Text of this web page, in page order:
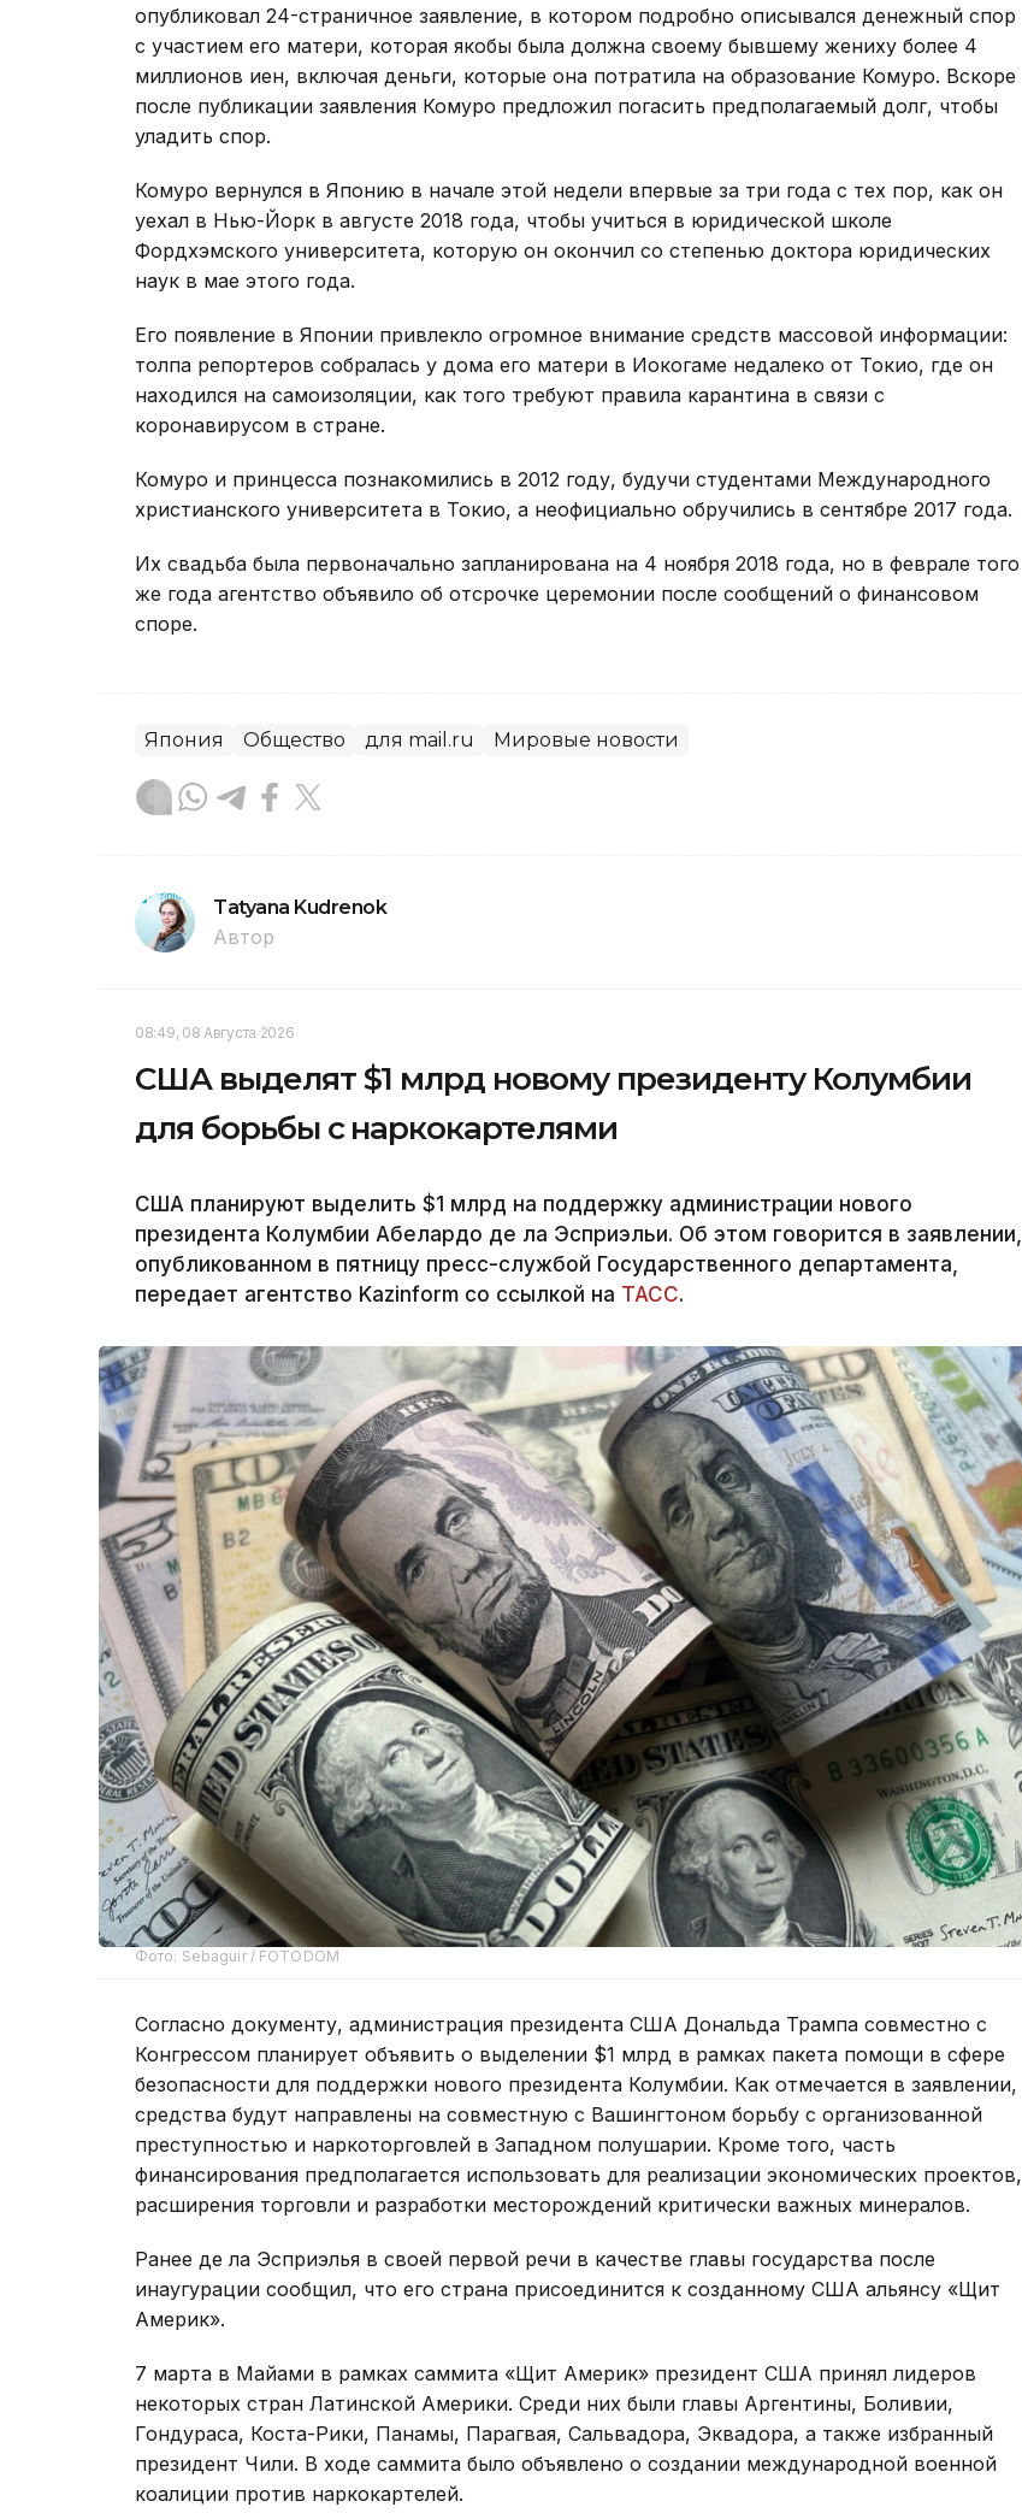
опубликовал 24-страничное заявление, в котором подробно описывался денежный спор
с участием его матери, которая якобы была должна своему бывшему жениху более 4
миллионов иен, включая деньги, которые она потратила на образование Комуро. Вскоре
после публикации заявления Комуро предложил погасить предполагаемый долг, чтобы
уладить спор.
Комуро вернулся в Японию в начале этой недели впервые за три года с тех пор, как он
уехал в Нью-Йорк в августе 2018 года, чтобы учиться в юридической школе
Фордхэмского университета, которую он окончил со степенью доктора юридических
наук в мае этого года.
Его появление в Японии привлекло огромное внимание средств массовой информации:
толпа репортеров собралась у дома его матери в Иокогаме недалеко от Токио, где он
находился на самоизоляции, как того требуют правила карантина в связи с
коронавирусом в стране.
Комуро и принцесса познакомились в 2012 году, будучи студентами Международного
христианского университета в Токио, а неофициально обручились в сентябре 2017 года.
Их свадьба была первоначально запланирована на 4 ноября 2018 года, но в феврале того
же года агентство объявило об отсрочке церемонии после сообщений о финансовом
споре.
Япония Общество для mail.ru Мировые новости
Tatyana Kudrenok
Автор
08:49, 08 Августа 2026
США выделят $1 млрд новому президенту Колумбии
для борьбы с наркокартелями
США планируют выделить $1 млрд на поддержку администрации нового
президента Колумбии Абелардо де ла Эсприэльи. Об этом говорится в заявлении,
опубликованном в пятницу пресс-службой Государственного департамента,
передает агентство Kazinform со ссылкой на ТАСС.
Фото: Sebaguir / FOTODOM
Согласно документу, администрация президента США Дональда Трампа совместно с
Конгрессом планирует объявить о выделении $1 млрд в рамках пакета помощи в сфере
безопасности для поддержки нового президента Колумбии. Как отмечается в заявлении,
средства будут направлены на совместную с Вашингтоном борьбу с организованной
преступностью и наркоторговлей в Западном полушарии. Кроме того, часть
финансирования предполагается использовать для реализации экономических проектов,
расширения торговли и разработки месторождений критически важных минералов.
Ранее де ла Эсприэлья в своей первой речи в качестве главы государства после
инаугурации сообщил, что его страна присоединится к созданному США альянсу «Щит
Америк».
7 марта в Майами в рамках саммита «Щит Америк» президент США принял лидеров
некоторых стран Латинской Америки. Среди них были главы Аргентины, Боливии,
Гондураса, Коста-Рики, Панамы, Парагвая, Сальвадора, Эквадора, а также избранный
президент Чили. В ходе саммита было объявлено о создании международной военной
коалиции против наркокартелей.